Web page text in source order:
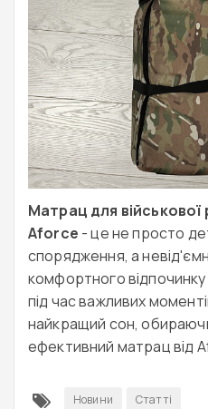
Матрац для військової
Aforce - це не просто
спорядження, а
комфортного відпочинку
під час важливих
найкращий сон,
ефективний матрац від
Новини Статті